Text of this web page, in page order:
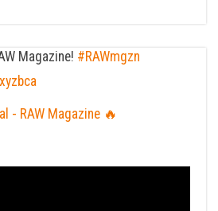
Magazine! #RAWmgzn
- RAW Magazine 🔥